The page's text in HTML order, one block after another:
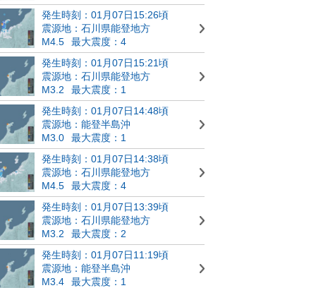
発生時刻：01月07日15:26頃
震源地：石川県能登地方
M4.5
最大震度：4
発生時刻：01月07日15:21頃
震源地：石川県能登地方
M3.2
最大震度：1
発生時刻：01月07日14:48頃
震源地：能登半島沖
M3.0
最大震度：1
発生時刻：01月07日14:38頃
震源地：石川県能登地方
M4.5
最大震度：4
発生時刻：01月07日13:39頃
震源地：石川県能登地方
M3.2
最大震度：2
発生時刻：01月07日11:19頃
震源地：能登半島沖
M3.4
最大震度：1